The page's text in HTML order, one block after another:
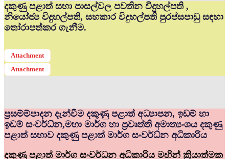
දකුණු පළාත් සභා පාසල්වල පවතින විදුහල්පති ,
නියෝජ්‍ය විදුහල්පති, සහකාර විදුහල්පති පුරප්සපාඩු සඳහා
තෝරාපත්කර ගැනීම.
Attachment
Attachment
ප්‍රසම්ම්පාදන දැන්වීම දකුණු පළාත් අධ්‍යාපන, ඉඩම් හා
ඉඩම් සංවර්ධ්‍න,මහා මාර්ග හා ප්‍රවෘත්ති අමාත්‍යංශය දකුණු
පළාත් සභාව දකුණු පළාත් මාර්ග සංවර්ධ්‍න අධිකාරිය
දකුණු පළාත් මාර්ග සංවර්ධන අධිකාරිය මඟින් ක්‍රියාත්මක